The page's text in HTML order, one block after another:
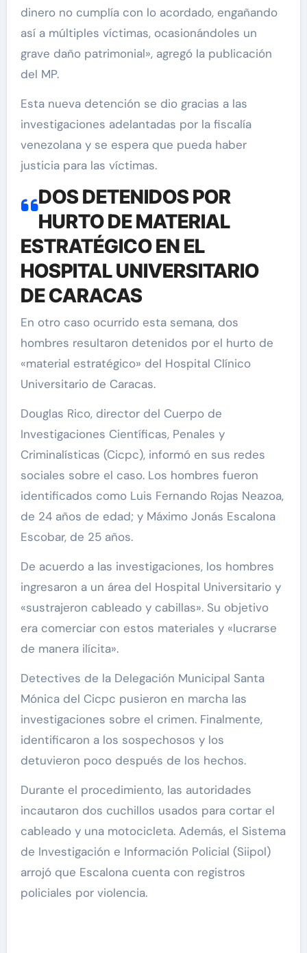
dinero no cumplía con lo acordado, engañando
así a múltiples víctimas, ocasionándoles un
grave daño patrimonial», agregó la publicación
del MP.
Esta nueva detención se dio gracias a las
investigaciones adelantadas por la fiscalía
venezolana y se espera que pueda haber
justicia para las víctimas.
DOS DETENIDOS POR
HURTO DE MATERIAL
ESTRATÉGICO EN EL
HOSPITAL UNIVERSITARIO
DE CARACAS
En otro caso ocurrido esta semana, dos
hombres resultaron detenidos por el hurto de
«material estratégico» del Hospital Clínico
Universitario de Caracas.
Douglas Rico, director del Cuerpo de
Investigaciones Científicas, Penales y
Criminalísticas (Cicpc), informó en sus redes
sociales sobre el caso. Los hombres fueron
identificados como Luis Fernando Rojas Neazoa,
de 24 años de edad; y Máximo Jonás Escalona
Escobar, de 25 años.
De acuerdo a las investigaciones, los hombres
ingresaron a un área del Hospital Universitario y
«sustrajeron cableado y cabillas». Su objetivo
era comerciar con estos materiales y «lucrarse
de manera ilícita».
Detectives de la Delegación Municipal Santa
Mónica del Cicpc pusieron en marcha las
investigaciones sobre el crimen. Finalmente,
identificaron a los sospechosos y los
detuvieron poco después de los hechos.
Durante el procedimiento, las autoridades
incautaron dos cuchillos usados para cortar el
cableado y una motocicleta. Además, el Sistema
de Investigación e Información Policial (Siipol)
arrojó que Escalona cuenta con registros
policiales por violencia.